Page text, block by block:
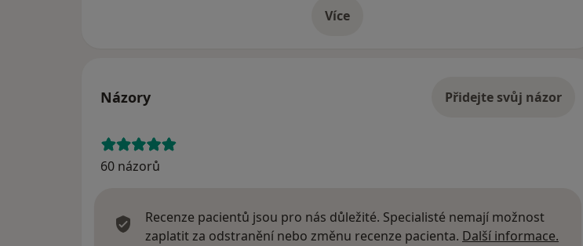
Víceo adrese
Názory Přidejte svůj názor
60 názorů
Recenze pacientů jsou pro nás důležité. Specialisté nemají možnost
zaplatit za odstranění nebo změnu recenze pacienta. Další informace.